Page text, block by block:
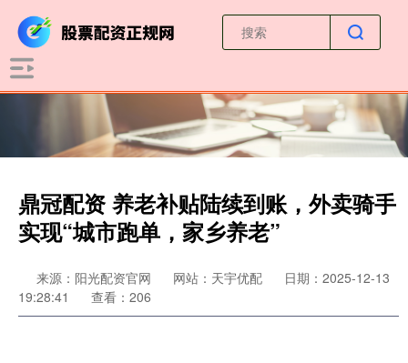
鼎冠配资 养老补贴陆续到账，外卖骑手
实现“城市跑单，家乡养老”
来源：阳光配资官网 网站：天宇优配
日期：2025-12-13
19:28:41
查看：206